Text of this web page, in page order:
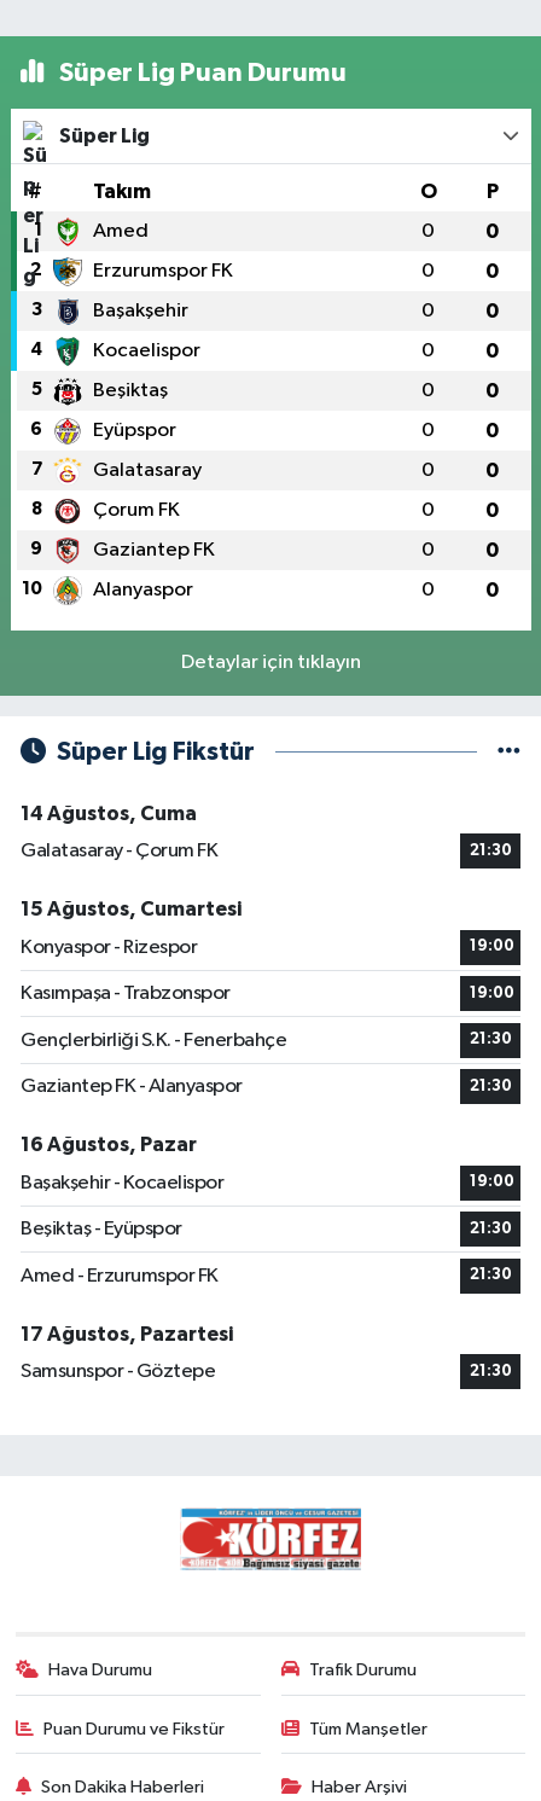
Süper Lig Puan Durumu
Süper Lig
# Takım O P
1 Amed 0 0
2 Erzurumspor FK 0 0
3 Başakşehir 0 0
4 Kocaelispor 0 0
5 Beşiktaş 0 0
6 Eyüpspor 0 0
7 Galatasaray 0 0
8 Çorum FK 0 0
9 Gaziantep FK 0 0
10 Alanyaspor 0 0
Detaylar için tıklayın
Süper Lig Fikstür
14 Ağustos, Cuma
Galatasaray - Çorum FK
21:30
15 Ağustos, Cumartesi
Konyaspor - Rizespor
19:00
Kasımpaşa - Trabzonspor 19:00
Gençlerbirliği S.K. - Fenerbahçe 21:30
Gaziantep FK - Alanyaspor 21:30
16 Ağustos, Pazar
Başakşehir - Kocaelispor
19:00
Beşiktaş - Eyüpspor 21:30
Amed - Erzurumspor FK 21:30
17 Ağustos, Pazartesi
Samsunspor - Göztepe
21:30
Hava Durumu Trafik Durumu
Puan Durumu ve Fikstür Tüm Manşetler
Son Dakika Haberleri Haber Arşivi